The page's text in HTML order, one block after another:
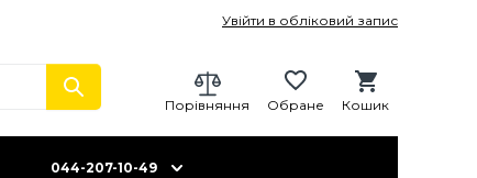
Увійти в обліковий запис
Кошик
Обране
Порівняння
044-207-10-49